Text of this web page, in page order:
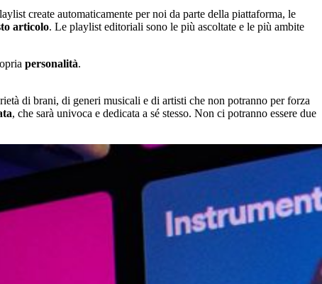
create automaticamente per noi da parte della piattaforma, le
articolo. Le playlist editoriali sono le più ascoltate e le più ambite
personalità.
di brani, di generi musicali e di artisti che non potranno per forza
, che sarà univoca e dedicata a sé stesso. Non ci potranno essere due